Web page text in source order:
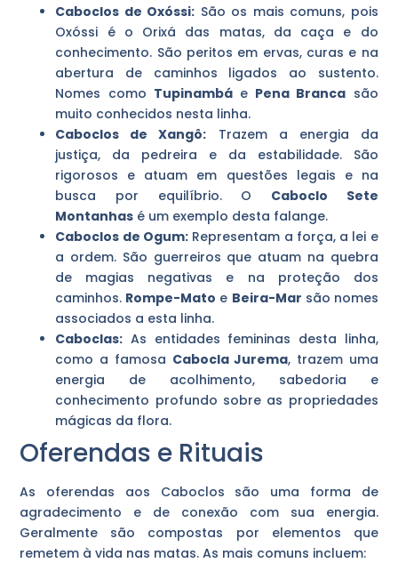
Caboclos de Oxóssi: São os mais comuns, pois
Oxóssi é o Orixá das matas, da caça e do
conhecimento. São peritos em ervas, curas e na
abertura de caminhos ligados ao sustento.
Nomes como Tupinambáe Pena Branca são
muito conhecidos nesta linha.
Caboclos de Xangô: Trazem a energia da
justiça, da pedreira e da estabilidade. São
rigorosos e atuam em questões legais e na
busca por equilíbrio. O Caboclo Sete
Montanhas é um exemplo desta falange.
Caboclos de Ogum:Representam a força, a lei e
a ordem. São guerreiros que atuam na quebra
de magias negativas e na proteção dos
caminhos. Rompe-Mato e Beira-Mar são nomes
associados a esta linha.
Caboclas: As entidades femininas desta linha,
como a famosa Cabocla Jurema, trazem uma
energia de acolhimento, sabedoria e
conhecimento profundo sobre as propriedades
mágicas da flora.
Oferendas e Rituais
As oferendas aos Caboclos são uma forma de
agradecimento e de conexão com sua energia.
Geralmente são compostas por elementos que
remetem à vida nas matas. As mais comuns incluem: